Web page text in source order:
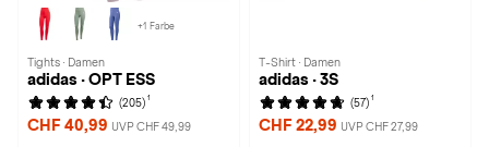
+1 Farbe
Tights · Damen
adidas · OPT ESS
(205) 1
CHF 40,99 UVP CHF 49,99
T-Shirt · Damen
adidas · 3S
(57) 1
CHF 22,99 UVP CHF 27,99